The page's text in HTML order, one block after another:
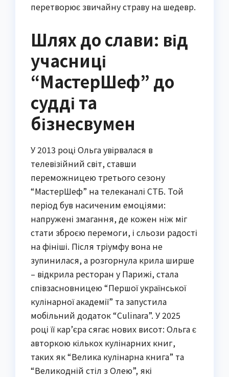
перетворює звичайну страву на шедевр.
Шлях до слави: від
учасниці
“МастерШеф” до
судді та
бізнесвумен
У 2013 році Ольга увірвалася в
телевізійний світ, ставши
переможницею третього сезону
“МастерШеф” на телеканалі СТБ. Той
період був насиченим емоціями:
напружені змагання, де кожен ніж міг
стати зброєю перемоги, і сльози радості
на фініші. Після тріумфу вона не
зупинилася, а розгорнула крила ширше
– відкрила ресторан у Парижі, стала
співзасновницею “Першої української
кулінарної академії” та запустила
мобільний додаток “Culinara”. У 2025
році її кар’єра сягає нових висот: Ольга є
авторкою кількох кулінарних книг,
таких як “Велика кулінарна книга” та
“Великодній стіл з Олею”, які